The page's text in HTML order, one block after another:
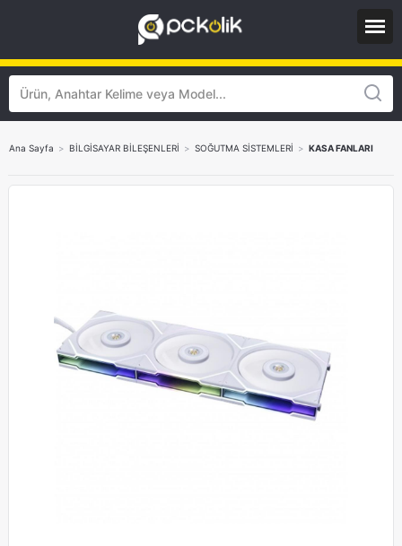
Ana Sayfa > BİLGİSAYAR BİLEŞENLERİ > SOĞUTMA SİSTEMLERİ > KASA FANLARI